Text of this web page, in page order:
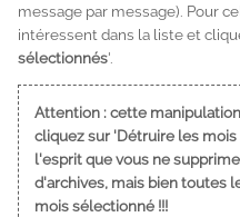
message par message). Pour
intéressent dans la liste et
sélectionnés'.
Attention : cette
cliquez sur 'Détruire les
l'esprit que vous ne
d'archives, mais bien toutes
mois sélectionné !!!